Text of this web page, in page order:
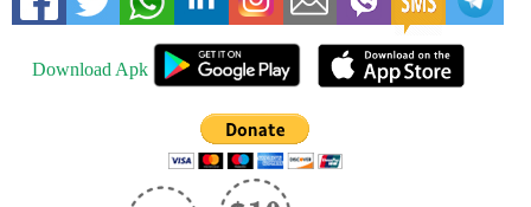
Download Apk